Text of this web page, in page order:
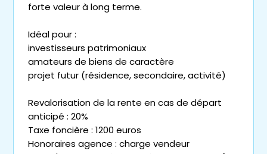
forte valeur à long terme.
Idéal pour :
investisseurs patrimoniaux
amateurs de biens de caractère
projet futur (résidence, secondaire, activité)
Revalorisation de la rente en cas de départ
anticipé : 20%
Taxe foncière : 1200 euros
Honoraires agence : charge vendeur